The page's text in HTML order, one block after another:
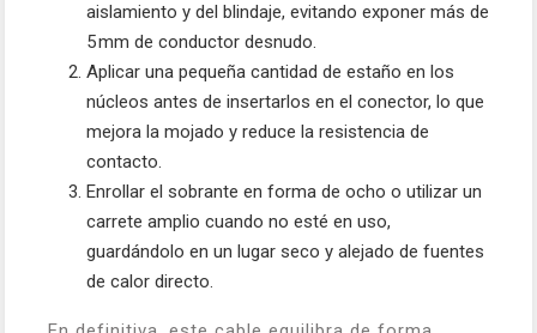
aislamiento y del blindaje, evitando exponer más de
5 mm de conductor desnudo.
Aplicar una pequeña cantidad de estaño en los
núcleos antes de insertarlos en el conector, lo que
mejora la mojado y reduce la resistencia de
contacto.
Enrollar el sobrante en forma de ocho o utilizar un
carrete amplio cuando no esté en uso,
guardándolo en un lugar seco y alejado de fuentes
de calor directo.